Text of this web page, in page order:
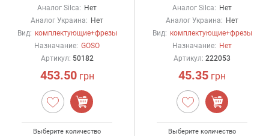
Аналог Silca: Нет
Аналог Украина: Нет
Вид: комплектующие+фрезы
Назначание: GOSO
Артикул: 50182
453.50грн
Выберите количество
Аналог Silca: Нет
Аналог Украина: Нет
Вид: комплектующие+фрезы
Назначание: Нет
Артикул: 222053
45.35 грн
Выберите количество